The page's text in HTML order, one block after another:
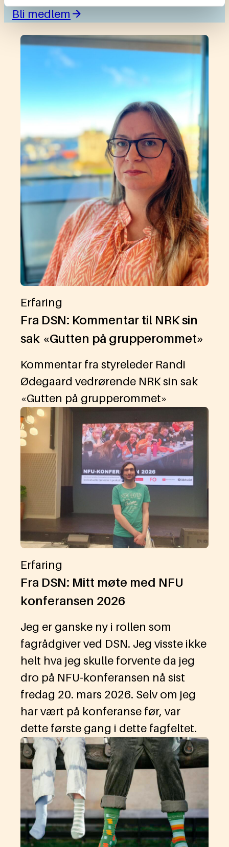
Bli medlem
Erfaring
Fra DSN: Kommentar til NRK sin
sak «Gutten på grupperommet»
Kommentar fra styreleder Randi
Ødegaard vedrørende NRK sin sak
«Gutten på grupperommet»
Erfaring
Fra DSN: Mitt møte med NFU
konferansen 2026
Jeg er ganske ny i rollen som
fagrådgiver ved DSN. Jeg visste ikke
helt hva jeg skulle forvente da jeg
dro på NFU-konferansen nå sist
fredag 20. mars 2026. Selv om jeg
har vært på konferanse før, var
dette første gang i dette fagfeltet.